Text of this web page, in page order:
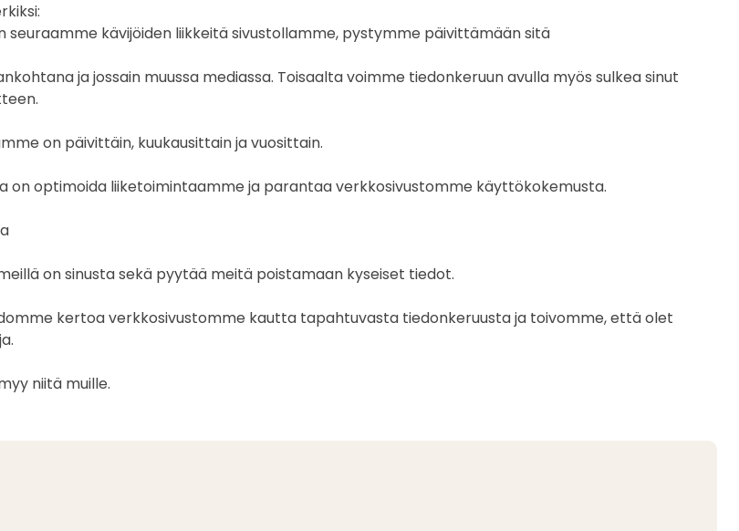
kävijöiden liikkeitä sivustollamme, pystymme päivittämään sitä
ja jossain muussa mediassa. Toisaalta voimme tiedonkeruun avulla myös sulkea sinut
on päivittäin, kuukausittain ja vuosittain.
on optimoida liiketoimintaamme ja parantaa verkkosivustomme käyttökokemusta.
on sinusta sekä pyytää meitä poistamaan kyseiset tiedot.
kertoa verkkosivustomme kautta tapahtuvasta tiedonkeruusta ja toivomme, että olet
niitä muille.